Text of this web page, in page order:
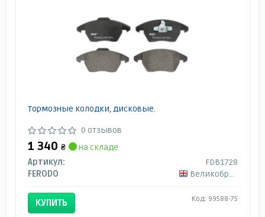
Тормозные колодки, дисковые.
0 отзывов
1 340 ₴
на складе
Артикул:
FDB1728
FERODO
Великобритания
КУПИТЬ Код: 99588-75